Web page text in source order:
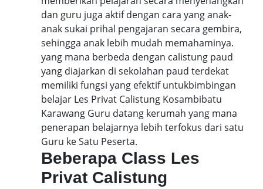
dan guru juga aktif dengan cara yang anak-
anak sukai prihal pengajaran secara gembira,
sehingga anak lebih mudah memahaminya.
yang mana berbeda dengan calistung paud
yang diajarkan di sekolahan paud terdekat
memiliki fungsi yang efektif untukbimbingan
belajar Les Privat Calistung Kosambibatu
Karawang Guru datang kerumah yang mana
penerapan belajarnya lebih terfokus dari satu
Guru ke Satu Peserta.
Beberapa Class Les
Privat Calistung